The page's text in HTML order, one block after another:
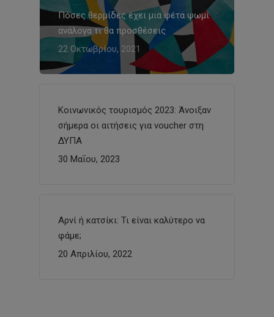
Πόσες θερμίδες έχει μια φέτα ψωμί
ανάλογα τι θα προσθέσεις
22 Οκτωβρίου, 2021
Κοινωνικός τουρισμός 2023: Άνοιξαν
σήμερα οι αιτήσεις για voucher στη
ΔΥΠΑ
30 Μαΐου, 2023
Αρνί ή κατσίκι: Τι είναι καλύτερο να
φάμε;
20 Απριλίου, 2022